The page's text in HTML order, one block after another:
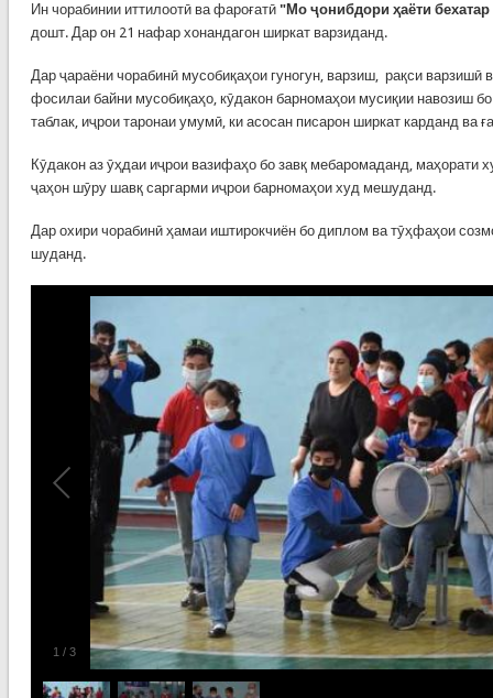
Ин чорабинии иттилоотӣ ва фароғатӣ "Мо ҷонибдори ҳаёти
дошт. Дар он 21 нафар хонандагон ширкат варзиданд.
Дар ҷараёни чорабинӣ мусобиқаҳои гуногун, варзиш, рақси варзишӣ
фосилаи байни мусобиқаҳо, кӯдакон барномаҳои мусиқии навозиш
таблак, иҷрои таронаи умумӣ, ки асосан писарон ширкат карданд ва
Кӯдакон аз ӯҳдаи иҷрои вазифаҳо бо завқ мебаромаданд, маҳорати
ҷаҳон шӯру шавқ саргарми иҷрои барномаҳои худ мешуданд.
Дар охири чорабинӣ ҳамаи иштирокчиён бо диплом ва тӯҳфаҳои
шуданд.
1 / 3